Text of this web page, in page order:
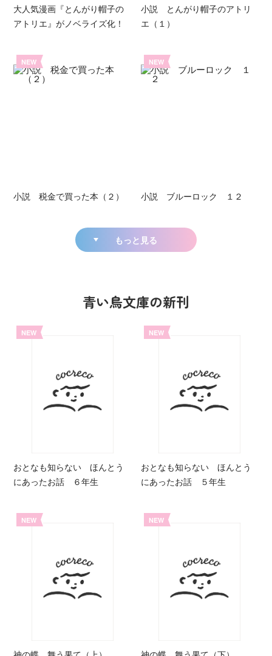
大人気漫画『とんがり帽子の
アトリエ』がノベライズ化！
小説 とんがり帽子のアトリ
エ（１）
NEW
小説 税金で買った本（２）
NEW
小説 ブルーロック １２
もっと見る
青い鳥文庫の新刊
NEW
おとなも知らない ほんとう
にあったお話 ６年生
NEW
おとなも知らない ほんとう
にあったお話 ５年生
NEW NEW